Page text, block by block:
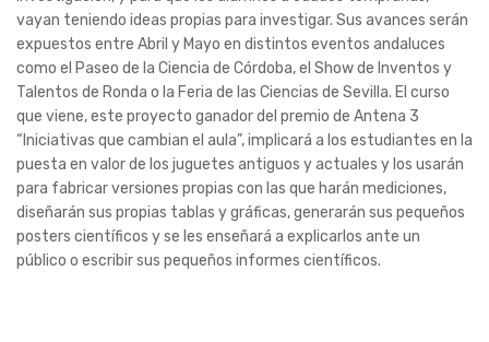
vayan teniendo ideas propias para investigar. Sus avances serán
expuestos entre Abril y Mayo en distintos eventos andaluces
como el Paseo de la Ciencia de Córdoba, el Show de Inventos y
Talentos de Ronda o la Feria de las Ciencias de Sevilla. El curso
que viene, este proyecto ganador del premio de Antena 3
“Iniciativas que cambian el aula”, implicará a los estudiantes en la
puesta en valor de los juguetes antiguos y actuales y los usarán
para fabricar versiones propias con las que harán mediciones,
diseñarán sus propias tablas y gráficas, generarán sus pequeños
posters científicos y se les enseñará a explicarlos ante un
público o escribir sus pequeños informes científicos.